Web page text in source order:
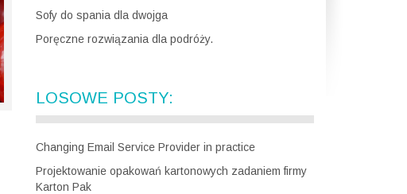
Sofy do spania dla dwojga
Poręczne rozwiązania dla podróży.
LOSOWE POSTY:
Changing Email Service Provider in practice
Projektowanie opakowań kartonowych zadaniem firmy
Karton Pak